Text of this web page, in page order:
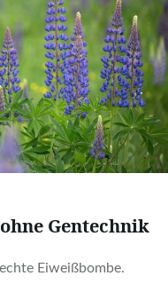
Gentechnik
Eiweißbombe.